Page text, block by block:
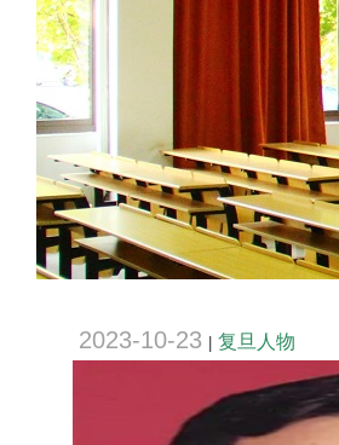
2023-10-23 复旦人物